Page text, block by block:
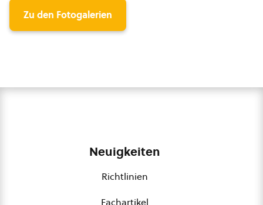
Zu den Fotogalerien
Neuigkeiten
Richtlinien
Fachartikel